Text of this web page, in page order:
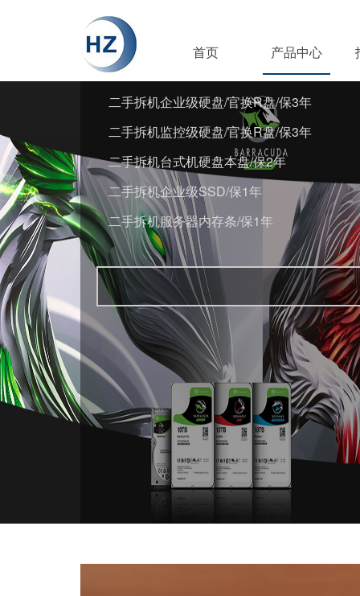
首页 产品中心
二手拆机企业级硬盘/官换R盘/保3年
二手拆机监控级硬盘/官换R盘/保3年
二手拆机台式机硬盘本盘/保2年
二手拆机企业级SSD/保1年
二手拆机服务器内存条/保1年